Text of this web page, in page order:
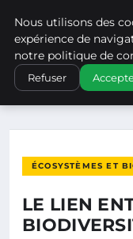
ACCUEIL
LE LIEN ENTRE
ÉCOSYSTÈMES ET
LE LIEN
Nous utilisons des
expérience de
notre politique de
Refuser